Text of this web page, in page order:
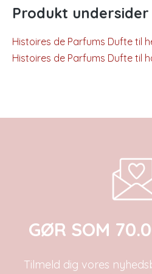
Produkt undersider
Histoires de Parfums Dufte til
Histoires de Parfums Dufte til
GØR SOM
Tilmeld dig vores